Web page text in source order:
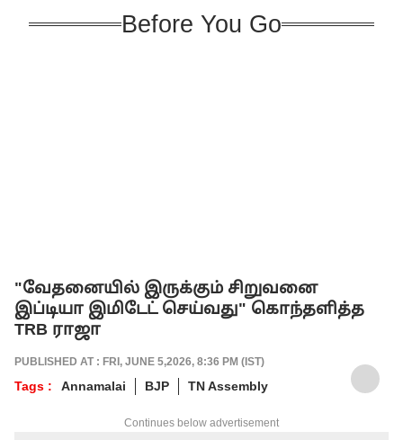
Before You Go
"வேதனையில் இருக்கும் சிறுவனை
இப்டியா இமிடேட் செய்வது" கொந்தளித்த
TRB ராஜா
PUBLISHED AT : FRI, JUNE 5,2026, 8:36 PM (IST)
Tags : Annamalai BJP TN Assembly
Continues below advertisement